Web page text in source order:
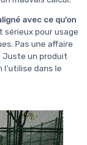
avec ce qu’on
sérieux pour usage
Pas une affaire
Juste un produit
dans le